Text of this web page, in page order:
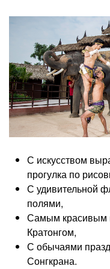
С искусством
прогулка по
С удивительной
полями,
Самым красивым
Кратонгом,
С обычаями
Сонгкрана.